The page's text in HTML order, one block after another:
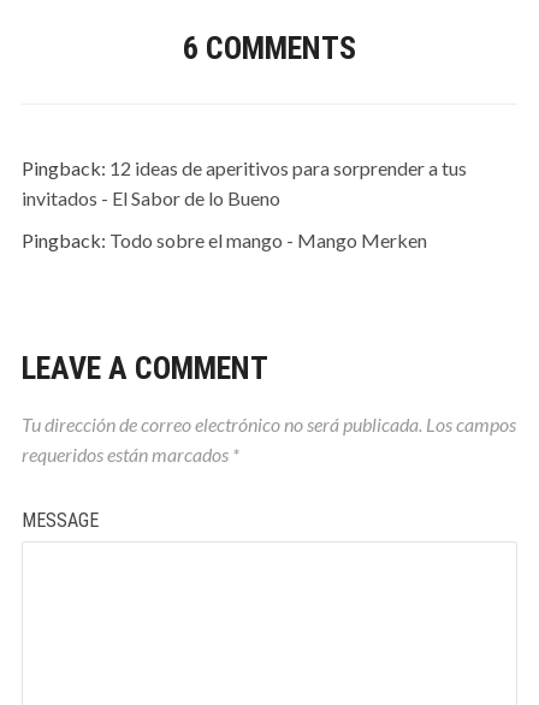
6 COMMENTS
Pingback: 12 ideas de aperitivos para sorprender a tus
invitados - El Sabor de lo Bueno
Pingback: Todo sobre el mango - Mango Merken
LEAVE A COMMENT
Tu dirección de correo electrónico no será publicada. Los campos
requeridos están marcados *
MESSAGE